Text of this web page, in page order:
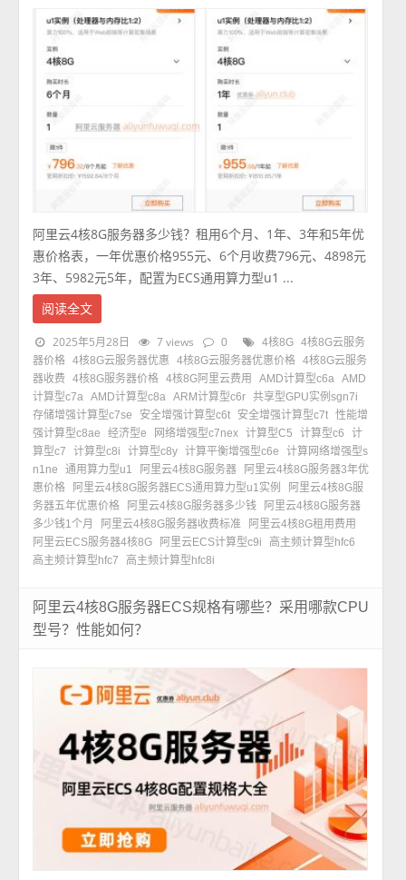
阿里云4核8G服务器多少钱？租用6个月、1年、3年和5年优
惠价格表，一年优惠价格955元、6个月收费796元、4898元
3年、5982元5年，配置为ECS通用算力型u1 ...
阅读全文
2025年5月28日 7 views 0 4核8G
4核8G云服务
器价格 4核8G云服务器优惠 4核8G云服务器优惠价格 4核8G云服务
器收费
4核8G服务器价格 4核8G阿里云费用 AMD计算型c6a
AMD
计算型c7a
AMD计算型c8a ARM计算型c6r 共享型GPU实例sgn7i
存储增强计算型c7se
安全增强计算型c6t 安全增强计算型c7t 性能增
强计算型c8ae
经济型e 网络增强型c7nex 计算型C5 计算型c6
计
算型c7
计算型c8i 计算型c8y 计算平衡增强型c6e
计算网络增强型s
n1ne
通用算力型u1 阿里云4核8G服务器
阿里云4核8G服务器3年优
惠价格
阿里云4核8G服务器ECS通用算力型u1实例
阿里云4核8G服
务器五年优惠价格
阿里云4核8G服务器多少钱
阿里云4核8G服务器
多少钱1个月
阿里云4核8G服务器收费标准
阿里云4核8G租用费用
阿里云ECS服务器4核8G
阿里云ECS计算型c9i
高主频计算型hfc6
高主频计算型hfc7
高主频计算型hfc8i
阿里云4核8G服务器ECS规格有哪些？采用哪款CPU
型号？性能如何？